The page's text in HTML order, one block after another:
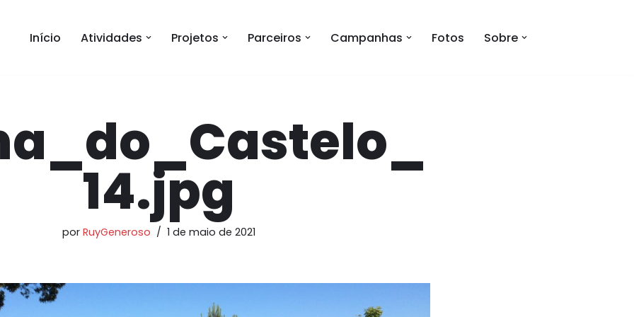
Início Atividades Projetos Parceiros Campanhas Fotos Sobre
14.jpg
por RuyGeneroso 1 de maio de 2021